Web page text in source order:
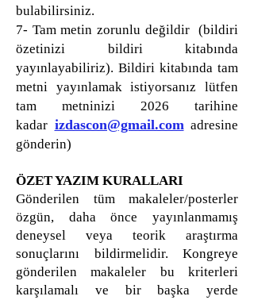
bulabilirsiniz.
7- Tam metin zorunlu değildir (bildiri
özetinizi bildiri kitabında
yayınlayabiliriz). Bildiri kitabında tam
metni yayınlamak istiyorsanız lütfen
tam metninizi 2026 tarihine
kadar izdascon@gmail.comadresine
gönderin)
ÖZET YAZIM KURALLARI
Gönderilen tüm makaleler/posterler
özgün, daha önce yayınlanmamış
deneysel veya teorik araştırma
sonuçlarını bildirmelidir. Kongreye
gönderilen makaleler bu kriterleri
karşılamalı ve bir başka yerde